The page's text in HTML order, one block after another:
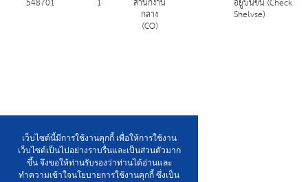
เว็บไซต์นี้มีการใช้งานคุกกี้ เพื่อให้การใช้งาน
เว็บไซต์เป็นไปอย่างราบรื่นและเป็นส่วนตัวมาก
ขึ้น จึงขอให้ท่านรับรองว่าท่านได้อ่านและ
ทำความเข้าใจนโยบายการใช้งานคุกกี้ ซึ่งเป็น
กลาง
(CO)
Shelvse)